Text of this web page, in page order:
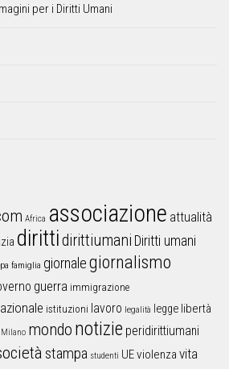
per i Diritti Umani
Africa associazione attualità
dirittidirittiumani Diritti umani
famiglia giornalegiornalismo
guerra immigrazione
istituzioni lavoro legalità legge libertà
Milano mondo notizie peridirittiumani
stampa studenti UEviolenza vita